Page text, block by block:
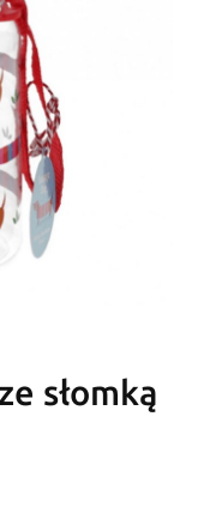
słomką